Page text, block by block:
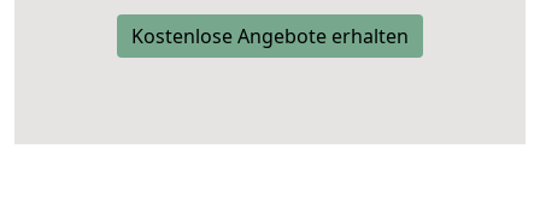
Kostenlose Angebote erhalten